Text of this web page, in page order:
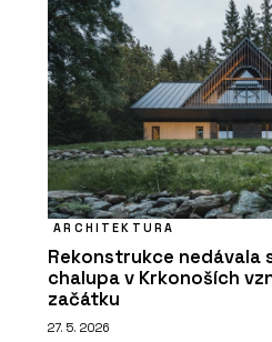
ARCHITEKTURA
Rekonstrukce nedávala
chalupa v Krkonoších
začátku
27. 5. 2026